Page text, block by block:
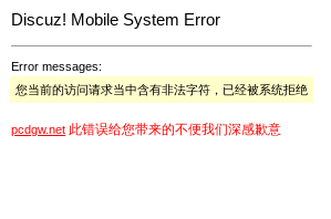
Discuz! Mobile System Error
Error messages:
您当前的访问请求当中含有非法字符，已经被系统拒绝
pcdgw.net 此错误给您带来的不便我们深感歉意